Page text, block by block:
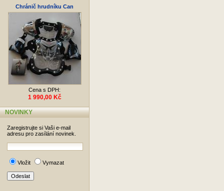
Chránič hrudníku Can
Cena s DPH:
1 990,00 Kč
NOVINKY
Zaregistrujte si Vaši e-mail
adresu pro zasílání novinek.
Vložit Vymazat